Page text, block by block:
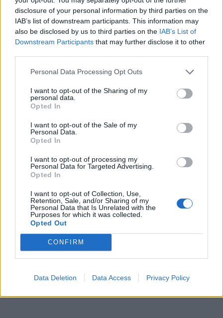
disclosure of your personal information by third parties on the
IAB’s list of downstream participants. This information may
also be disclosed by us to third parties on the IAB’s List of
Downstream Participants that may further disclose it to other
Personal Data Processing Opt Outs
I want to opt-out of the Sharing of my
personal data.
Opted In
I want to opt-out of the Sale of my
Personal Data.
Opted In
I want to opt-out of processing my
Personal Data for Targeted Advertising.
Opted In
I want to opt-out of Collection, Use,
Retention, Sale, and/or Sharing of my
Personal Data that Is Unrelated with the
Purposes for which it was collected.
Opted Out
CONFIRM
Data Deletion Data Access Privacy Policy
In evidenza